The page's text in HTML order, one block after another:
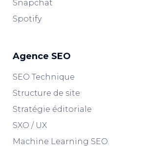
Snapchat
Spotify
Agence SEO
SEO Technique
Structure de site
Stratégie éditoriale
SXO / UX
Machine Learning SEO